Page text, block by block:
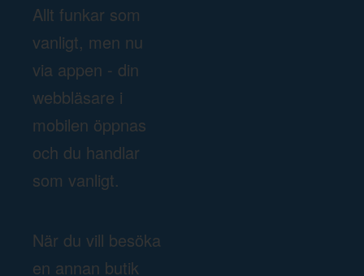
Allt funkar som
vanligt, men nu
via appen - din
webbläsare i
mobilen öppnas
och du handlar
som vanligt.
När du vill besöka
en annan butik